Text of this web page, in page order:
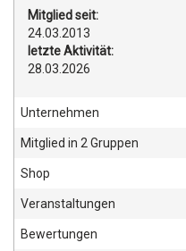
Mitglied seit:
24.03.2013
letzte Aktivität:
28.03.2026
Unternehmen
Mitglied in 2 Gruppen
Shop
Veranstaltungen
Bewertungen